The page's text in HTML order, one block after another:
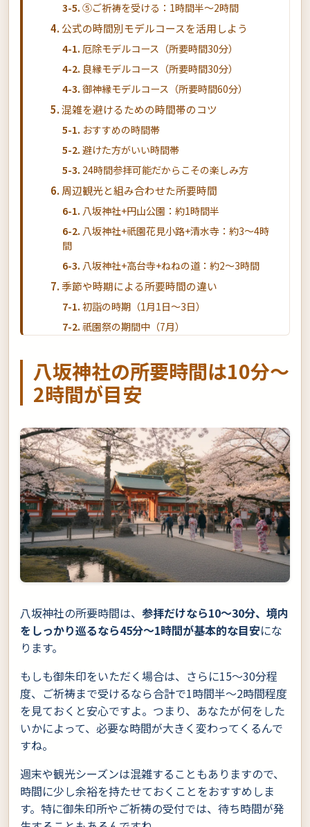
⑤ご祈祷を受ける：1時間半〜2時間
公式の時間別モデルコースを活用しよう
厄除モデルコース（所要時間30分）
良縁モデルコース（所要時間30分）
御神縁モデルコース（所要時間60分）
混雑を避けるための時間帯のコツ
おすすめの時間帯
避けた方がいい時間帯
24時間参拝可能だからこその楽しみ方
周辺観光と組み合わせた所要時間
八坂神社+円山公園：約1時間半
八坂神社+祇園花見小路+清水寺：約3〜4時
間
八坂神社+高台寺+ねねの道：約2〜3時間
季節や時期による所要時間の違い
初詣の時期（1月1日〜3日）
祇園祭の期間中（7月）
効率よく参拝するためのポイント
事前に参拝ルートを決めておく
御朱印帳は事前に準備
お賽銭の小銭を用意
まとめ：自分に合った所要時間で八坂神社を
楽しもう
京都旅行をより充実したものに
八坂神社の所要時間は10分〜
2時間が目安
八坂神社の所要時間は、 参拝だけなら10〜30分、境内
をしっかり巡るなら45分〜1時間が基本的な目安にな
ります。
もしも御朱印をいただく場合は、さらに15〜30分程
度、ご祈祷まで受けるなら合計で1時間半〜2時間程度
を見ておくと安心ですよ。つまり、あなたが何をした
いかによって、必要な時間が大きく変わってくるんで
すね。
週末や観光シーズンは混雑することもありますので、
時間に少し余裕を持たせておくことをおすすめしま
す。特に御朱印所やご祈祷の受付では、待ち時間が発